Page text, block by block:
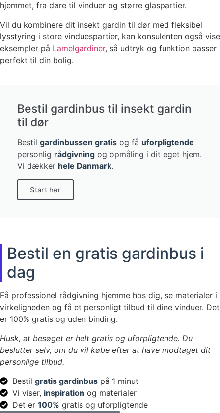
hjemmet, fra døre til vinduer og større glaspartier.
Vil du kombinere dit insekt gardin til dør med fleksibel
lysstyring i store vinduespartier, kan konsulenten også vise
eksempler på Lamelgardiner, så udtryk og funktion passer
perfekt til din bolig.
Bestil gardinbus til insekt gardin
til dør
Bestil gardinbussen gratis og få uforpligtende
personlig rådgivning og opmåling i dit eget hjem.
Vi dækker hele Danmark.
Start her
Bestil en gratis gardinbus i
dag
Få professionel rådgivning hjemme hos dig, se materialer i
virkeligheden og få et personligt tilbud til dine vinduer. Det
er 100% gratis og uden binding.
Husk, at besøget er helt gratis og uforpligtende. Du
beslutter selv, om du vil købe efter at have modtaget dit
personlige tilbud.
Bestil gratis gardinbus på 1 minut
Vi viser, inspiration og materialer
Det er 100% gratis og uforpligtende